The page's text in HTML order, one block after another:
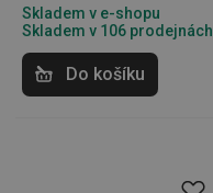
Skladem v e-shopu
Skladem v 106 prodejnách
Do košíku